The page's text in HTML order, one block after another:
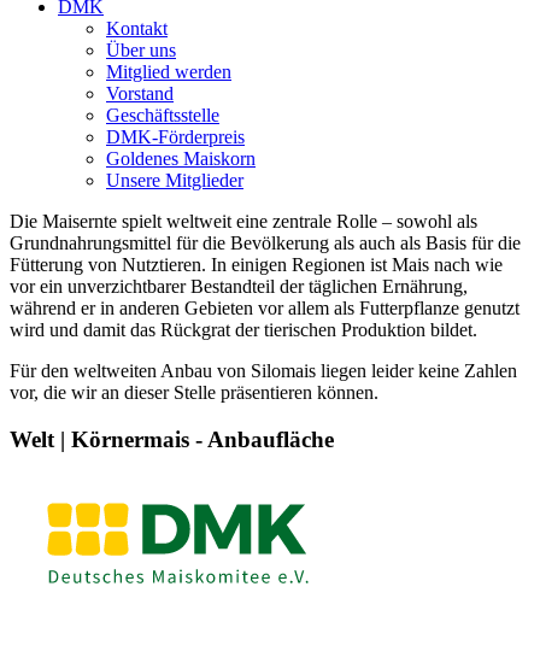
DMK
Kontakt
Über uns
Mitglied werden
Vorstand
Geschäftsstelle
DMK-Förderpreis
Goldenes Maiskorn
Unsere Mitglieder
Die Maisernte spielt weltweit eine zentrale Rolle – sowohl als
Grundnahrungsmittel für die Bevölkerung als auch als Basis für die
Fütterung von Nutztieren. In einigen Regionen ist Mais nach wie
vor ein unverzichtbarer Bestandteil der täglichen Ernährung,
während er in anderen Gebieten vor allem als Futterpflanze genutzt
wird und damit das Rückgrat der tierischen Produktion bildet.
Für den weltweiten Anbau von Silomais liegen leider keine Zahlen
vor, die wir an dieser Stelle präsentieren können.
Welt | Körnermais - Anbaufläche